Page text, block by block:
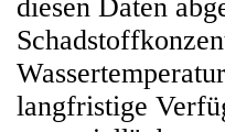
diesen Daten
langfristige